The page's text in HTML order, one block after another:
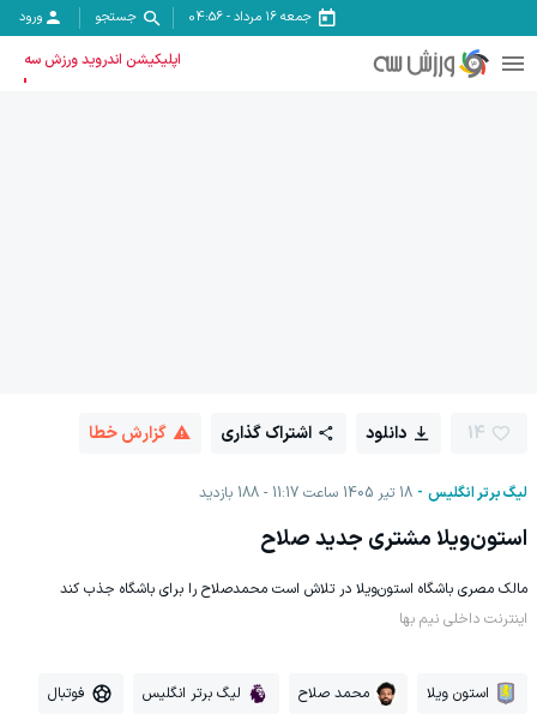
جمعه ۱۶ مرداد -
04:56 جستجو ورود
اپلیکیشن اندروید ورزش سه
لیگ برتر انگلیس 18 تیر 1405 ساعت 11:17 188 بازدید
14 دانلود اشتراک گذاری گزارش خطا
استون‌ویلا مشتری جدید صلاح
مالک مصری باشگاه استون‌ویلا در تلاش است محمدصلاح را برای باشگاه جذب کند
اینترنت داخلی نیم بها
استون ویلا محمد صلاح لیگ برتر انگلیس فوتبال